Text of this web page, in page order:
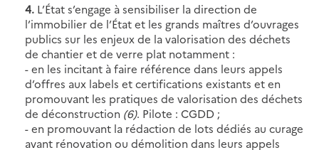
4. L’État s’engage à sensibiliser la direction de
l’immobilier de l’État et les grands maîtres d’ouvrages
publics sur les enjeux de la valorisation des déchets
de chantier et de verre plat notamment :
- en les incitant à faire référence dans leurs appels
d’offres aux labels et certifications existants et en
promouvant les pratiques de valorisation des déchets
de déconstruction (6). Pilote : CGDD ;
- en promouvant la rédaction de lots dédiés au curage
avant rénovation ou démolition dans leurs appels